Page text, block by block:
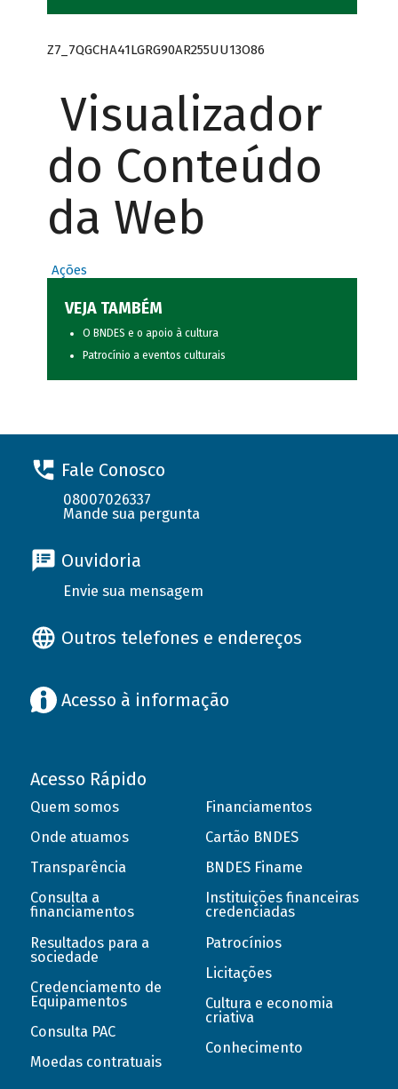
Z7_7QGCHA41LGRG90AR255UU13O86
Visualizador
do Conteúdo
da Web
Ações
VEJA TAMBÉM
O BNDES e o apoio à cultura
Patrocínio a eventos culturais
Fale Conosco
08007026337
Mande sua pergunta
Ouvidoria
Envie sua mensagem
Outros telefones e endereços
Acesso à informação
Acesso Rápido
Quem somos
Onde atuamos
Transparência
Consulta a
financiamentos
Resultados para a
sociedade
Credenciamento de
Equipamentos
Consulta PAC
Moedas contratuais
Financiamentos
Cartão BNDES
BNDES Finame
Instituições financeiras
credenciadas
Patrocínios
Licitações
Cultura e economia
criativa
Conhecimento